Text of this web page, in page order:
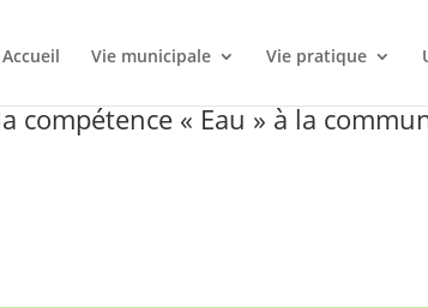
Accueil Vie municipale Vie pratique
« Eau » à la